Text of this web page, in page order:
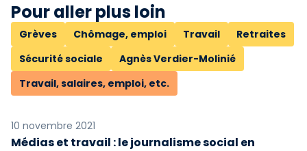
Pour aller plus loin
Grèves Chômage, emploi Travail
Retraites
Sécurité sociale
Agnès Verdier-Molinié
Travail, salaires, emploi, etc.
10 novembre 2021
Médias et travail : le journalisme social en